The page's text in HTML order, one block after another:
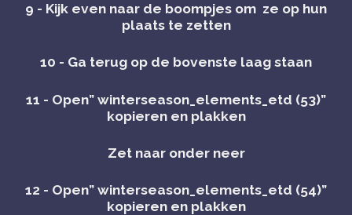
9 - Kijk even naar de boompjes om ze op hun
plaats te zetten
10 - Ga terug op de bovenste laag staan
11 - Open” winterseason_elements_etd (53)”
kopieren en plakken
Zet naar onder neer
12 - Open” winterseason_elements_etd (54)”
kopieren en plakken